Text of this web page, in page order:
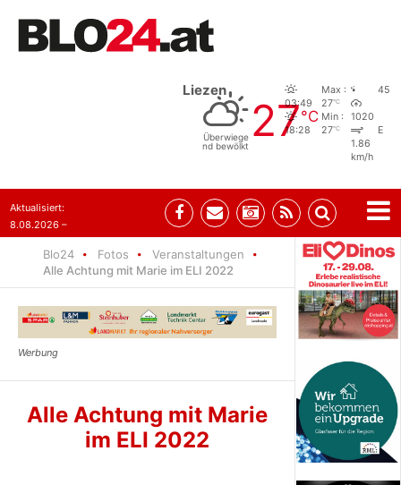
Liezen
Überwiege
nd bewölkt 27°C
03:49
18:28
Max :
27°C
Min :
27°C
45
1020
E
1.86
km/h
Aktualisiert:
8.08.2026 –
Blo24 Fotos
Veranstaltungen
Alle Achtung mit Marie im ELI 2022
Alle Achtung mit Marie
im ELI 2022